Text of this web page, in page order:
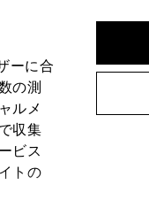
ーに合
の測
ルメ
収集
ビス
トの